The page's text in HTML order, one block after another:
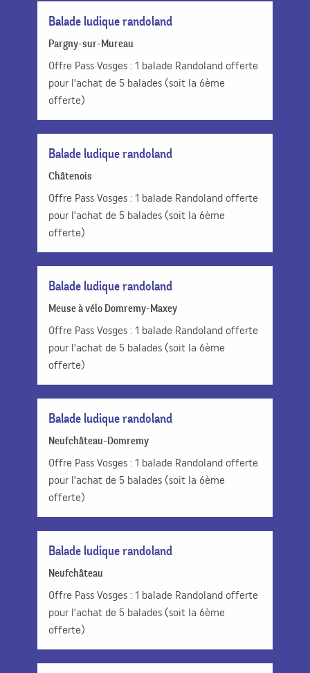
Balade ludique randoland
Pargny-sur-Mureau
Offre Pass Vosges : 1 balade Randoland offerte
pour l’achat de 5 balades (soit la 6ème
offerte)
Balade ludique randoland
Châtenois
Offre Pass Vosges : 1 balade Randoland offerte
pour l’achat de 5 balades (soit la 6ème
offerte)
Balade ludique randoland
Meuse à vélo Domremy-Maxey
Offre Pass Vosges : 1 balade Randoland offerte
pour l’achat de 5 balades (soit la 6ème
offerte)
Balade ludique randoland
Neufchâteau-Domremy
Offre Pass Vosges : 1 balade Randoland offerte
pour l’achat de 5 balades (soit la 6ème
offerte)
Balade ludique randoland
Neufchâteau
Offre Pass Vosges : 1 balade Randoland offerte
pour l’achat de 5 balades (soit la 6ème
offerte)